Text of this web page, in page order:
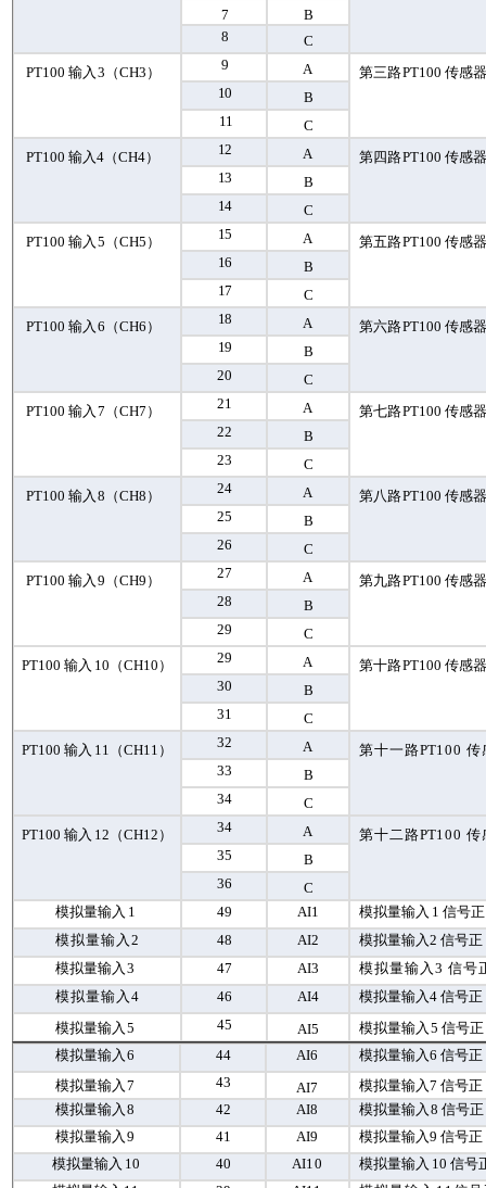
7
B
8
C
PT100 输入 3 （CH3 ） 9 A 第三路PT100 传感
10
B
11
C
PT100 输入 4（CH4） 12 A 第四路PT100 传感
13
B
14
C
PT100 输入 5 （CH5 ） 15 A 第五路PT100 传感
16
B
17
C
PT100 输入 6 （CH6 ） 18 A 第六路PT100 传感
19
B
20
C
PT100 输入 7 （CH7 ） 21 A 第七路PT100 传感
22
B
23
C
PT100 输入 8 （CH8 ） 24 A 第八路PT100 传感
25
B
26
C
PT100 输入 9 （CH9 ） 27 A 第九路PT100 传感
28
B
29
C
PT100 输入 10 （CH10 ） 29 A 第十路PT100 传感
30
B
31
C
PT100 输入 11 （CH11 ） 32 A 第十一路PT100 传
33
B
34
C
PT100 输入 12 （CH12 ） 34 A 第十二路PT100 传
35
B
36
C
模拟量输入 1 49 AI1 模拟量输入 1 信号正
模拟量输入 2 48 AI2 模拟量输入 2 信号正
模拟量输入 3 47 AI3 模拟量输入 3 信号
模拟量输入 4 46 AI4 模拟量输入 4 信号正
模拟量输入 5 45 AI5 模拟量输入 5 信号正
模拟量输入 6 44 AI6 模拟量输入 6 信号正
模拟量输入 7 43 AI7 模拟量输入 7 信号正
模拟量输入 8 42 AI8 模拟量输入 8 信号正
模拟量输入 9 41 AI9 模拟量输入 9 信号正
模拟量输入 10 40 AI10 模拟量输入 10 信号